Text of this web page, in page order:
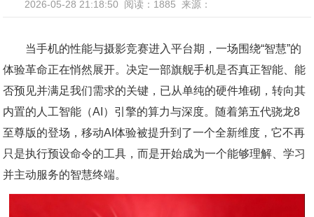
2026-05-28 21:18:50 阅读：1885 来源：
当手机的性能与摄影竞赛进入平台期，一场围绕“智慧”的
体验革命正在悄然展开。决定一部旗舰手机是否真正智能、能
否预见并满足我们需求的关键，已从单纯的硬件堆砌，转向其
内置的人工智能（AI）引擎的算力与深度。随着第五代骁龙8
至尊版的登场，移动AI体验被提升到了一个全新维度，它不再
只是执行预设命令的工具，而是开始成为一个能够理解、学习
并主动服务的智慧终端。